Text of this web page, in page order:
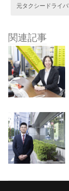
元タクシードライ
関連記事